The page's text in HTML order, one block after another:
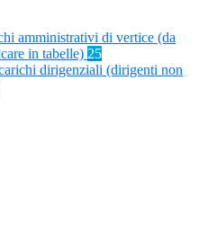
amministrativi di vertice (da
in tabelle) 25
dirigenziali (dirigenti non